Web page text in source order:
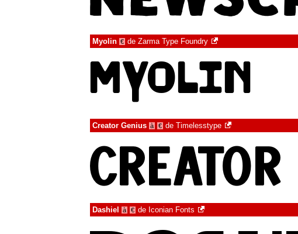
Myolin € de Zarma Type Foundry
Creator Genius à € de Timelesstype
Dashiel à € de Iconian Fonts